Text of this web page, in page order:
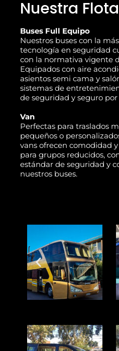
Nuestra Flota
Buses Full Equipo
Nuestros buses con la
tecnología en seguridad
con la normativa vigente
Equipados con aire
asientos semi cama y
sistemas de
de seguridad y seguro por
Van
Perfectas para traslados
pequeños o
vans ofrecen comodidad
para grupos reducidos,
estándar de seguridad y
nuestros buses.